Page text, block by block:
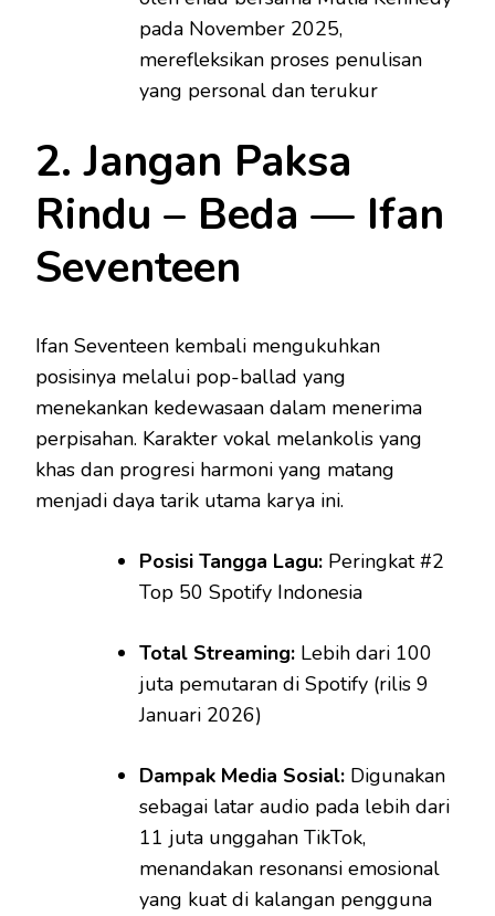
pada November 2025,
merefleksikan proses penulisan
yang personal dan terukur
2. Jangan Paksa
Rindu – Beda — Ifan
Seventeen
Ifan Seventeen kembali mengukuhkan
posisinya melalui pop-ballad yang
menekankan kedewasaan dalam menerima
perpisahan. Karakter vokal melankolis yang
khas dan progresi harmoni yang matang
menjadi daya tarik utama karya ini.
Posisi Tangga Lagu: Peringkat #2
Top 50 Spotify Indonesia
Total Streaming: Lebih dari 100
juta pemutaran di Spotify (rilis 9
Januari 2026)
Dampak Media Sosial: Digunakan
sebagai latar audio pada lebih dari
11 juta unggahan TikTok,
menandakan resonansi emosional
yang kuat di kalangan pengguna